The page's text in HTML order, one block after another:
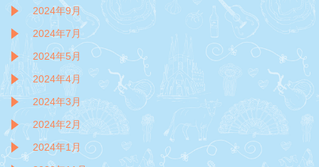
2024年9月
2024年7月
2024年5月
2024年4月
2024年3月
2024年2月
2024年1月